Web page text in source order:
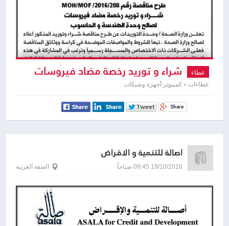
عطاء شراء و توريد رخصة مضاد فيروسات
عطاءات » كمبيوتر أجهزة وشبكات
اصالة للتنمية و الاقراض
19/10/2016 09:45 صباحاً الضفة الغربية